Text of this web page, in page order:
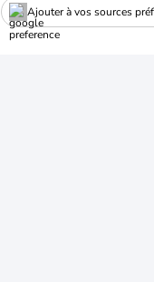
Ajouter à vos sources